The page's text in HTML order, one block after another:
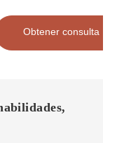
Obtener consulta